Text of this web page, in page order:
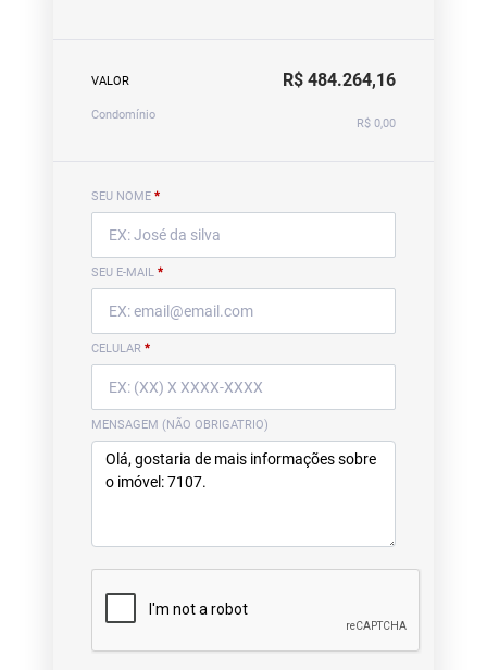
VALOR R$ 484.264,16
Condomínio
R$ 0,00
SEU NOME *
SEU E-MAIL *
CELULAR *
MENSAGEM (NÃO OBRIGATRIO)